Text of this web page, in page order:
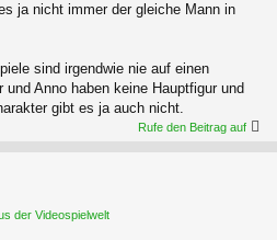
ja nicht immer der gleiche Mann in
sind irgendwie nie auf einen
Anno haben keine Hauptfigur und
gibt es ja auch nicht.
Rufe den Beitrag auf
der Videospielwelt